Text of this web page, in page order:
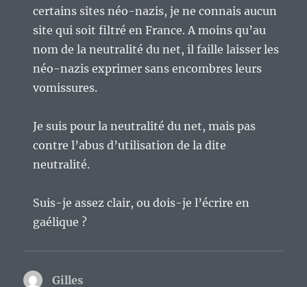
certains sites néo-nazis, je ne connais aucun
site qui soit filtré en France. A moins qu’au
nom de la neutralité du net, il faille laisser les
néo-nazis exprimer sans encombres leurs
vomissures.
Je suis pour la neutralité du net, mais pas
contre l’abus d’utilisation de la dite
neutralité.
Suis-je assez clair, ou dois-je l’écrire en
gaélique ?
Gilles